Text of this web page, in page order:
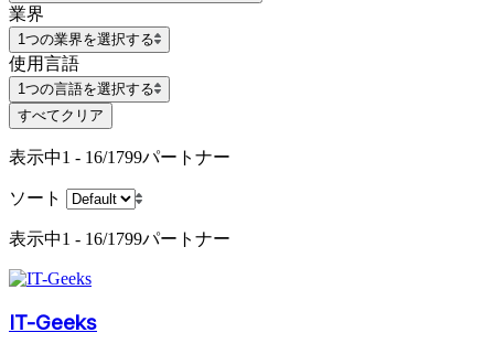
業界
1つの業界を選択する
使用言語
1つの言語を選択する
すべてクリア
表示中1 - 16/1799パートナー
ソート
表示中1 - 16/1799パートナー
IT-Geeks